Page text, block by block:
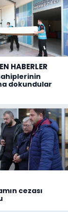
HABERLER
dokundular
cezası